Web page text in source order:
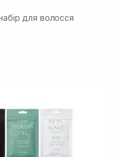
для волосся